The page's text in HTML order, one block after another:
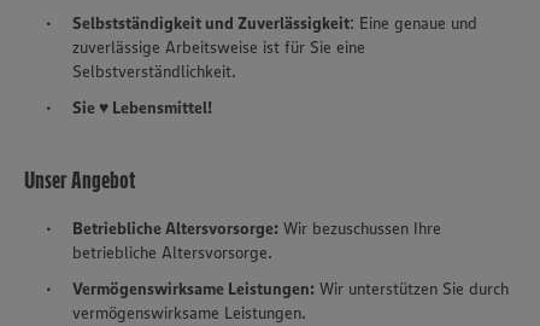
Selbstständigkeit und Zuverlässigkeit: Eine genaue und
zuverlässige Arbeitsweise ist für Sie eine
Selbstverständlichkeit.
Sie ♥ Lebensmittel!
Unser Angebot
Betriebliche Altersvorsorge: Wir bezuschussen Ihre
betriebliche Altersvorsorge.
Vermögenswirksame Leistungen: Wir unterstützen Sie durch
vermögenswirksame Leistungen.